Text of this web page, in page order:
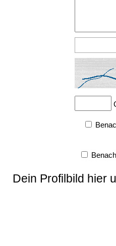
Dein Profilbild hier